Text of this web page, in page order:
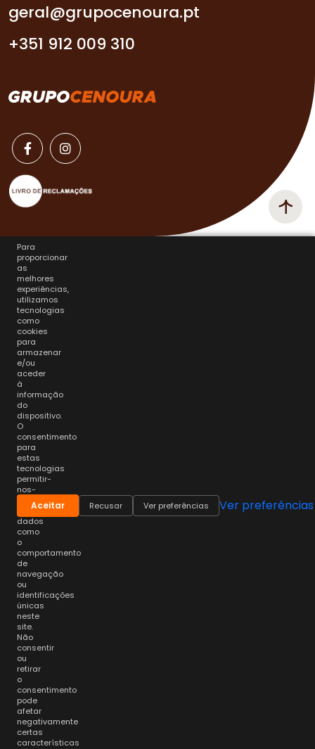
geral@grupocenoura.pt
+351 912 009 310
Para
proporcionar
as
melhores
experiências,
utilizamos
tecnologias
como
cookies
para
armazenar
e/ou
aceder
à
informação
do
dispositivo.
O
consentimento
para
estas
tecnologias
permitir-
nos-
á
processar
dados
como
o
comportamento
de
navegação
ou
identificações
únicas
neste
site.
Não
consentir
ou
retirar
o
consentimento
pode
afetar
negativamente
certas
características
Aceitar Recusar Ver preferências Ver preferências